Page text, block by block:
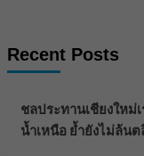
Recent Posts
ชลประทานเชียงใหม่
น้ำเหนือ ย้ำยังไม่ล้นต